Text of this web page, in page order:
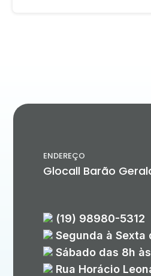
ENDEREÇO
Glocall Barão
(19) 98980-5312
Segunda à Sexta
Sábado das 8h
Rua Horácio